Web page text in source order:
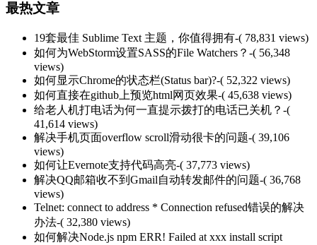
最热文章
19套最佳 Sublime Text 主题，你值得拥有-( 78,831 views)
如何为WebStorm设置SASS的File Watchers？ -( 56,348
views)
如何显示Chrome的状态栏(Status bar)?-( 52,322 views)
如何直接在github上预览html网页效果-( 45,638 views)
给老人机打电话为何一直提示拨打的电话已关机？ -(
41,614 views)
解决手机页面overflow scroll滑动很卡的问题-( 39,106
views)
如何让Evernote支持代码高亮-( 37,773 views)
解决QQ邮箱收不到Gmail自动转发邮件的问题-( 36,768
views)
Telnet: connect to address * Connection refused错误的解决
办法-( 32,380 views)
如何解决Node.js npm ERR! Failed at xxx install script